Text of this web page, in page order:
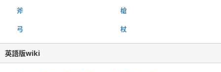
斧 槍
弓 杖
英語版wiki